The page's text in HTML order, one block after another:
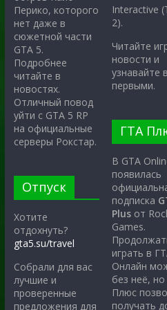
Перико, которого
нет даже в
сюжетной части
GTA 5.
Подробнее
читайте в
новостях.
Отличный повод
уйти с GTA 5 RP
на официальные
серверы Рокстар.
Отпуск
Хотите
отдохнуть?
gta5.su/travel
Собрали для вас
лучшие и
проверенные
предложения для
Interactive
2).
Читайте
новости и
узнавайте
первыми.
ГТА
В GTA
появилась
подписка
Plus от
Games.
играть в
Онлайн
без неё,
Плюс
получать